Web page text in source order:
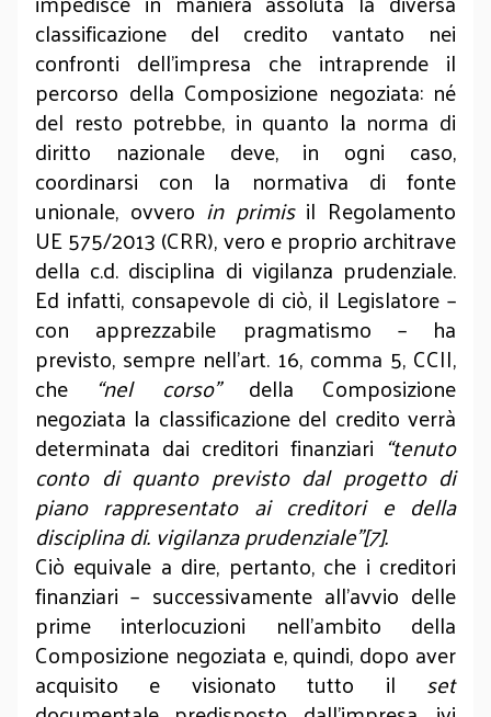
classificazione del credito vantato nei
confronti dell’impresa che intraprende il
percorso della Composizione negoziata: né
del resto potrebbe, in quanto la norma di
diritto nazionale deve, in ogni caso,
coordinarsi con la normativa di fonte
unionale, ovvero in primisil Regolamento
UE 575/2013 (CRR), vero e proprio architrave
della c.d. disciplina di vigilanza prudenziale.
Ed infatti, consapevole di ciò, il Legislatore –
con apprezzabile pragmatismo – ha
previsto, sempre nell’art. 16, comma 5, CCII,
che “nel corso”della Composizione
negoziata la classificazione del credito verrà
determinata dai creditori finanziari “tenuto
conto di quanto previsto dal progetto di
piano rappresentato ai creditori e della
disciplina di. vigilanza prudenziale”[7].
Ciò equivale a dire, pertanto, che i creditori
finanziari – successivamente all’avvio delle
prime interlocuzioni nell’ambito della
Composizione negoziata e, quindi, dopo aver
acquisito e visionato tutto il set